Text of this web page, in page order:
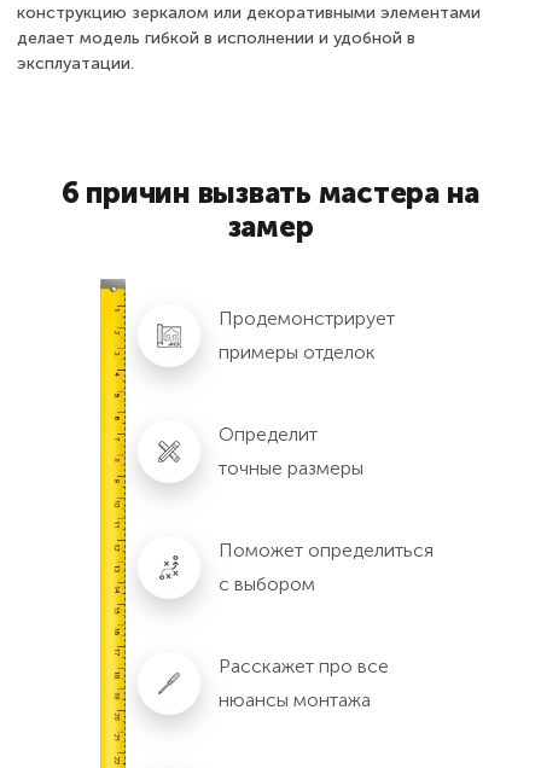
конструкцию зеркалом или декоративными элементами
делает модель гибкой в исполнении и удобной в
эксплуатации.
6 причин вызвать мастера на
замер
Продемонстрирует
примеры отделок
Определит
точные размеры
Поможет определиться
с выбором
Расскажет про все
нюансы монтажа